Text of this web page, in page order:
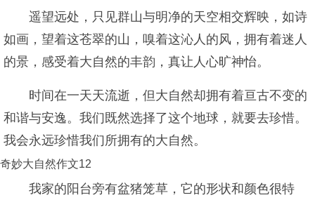
遥望远处，只见群山与明净的天空相交辉映，如诗
如画，望着这苍翠的山，嗅着这沁人的风，拥有着迷人
的景，感受着大自然的丰韵，真让人心旷神怡。
时间在一天天流逝，但大自然却拥有着亘古不变的
和谐与安逸。我们既然选择了这个地球，就要去珍惜。
我会永远珍惜我们所拥有的大自然。
奇妙大自然作文12
我家的阳台旁有盆猪笼草，它的形状和颜色很特